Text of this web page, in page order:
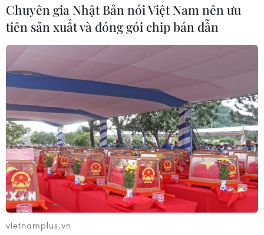
Chuyên gia Nhật Bản nói Việt Nam nên ưu
tiên sản xuất và đóng gói chip bán dẫn
vietnamplus.vn